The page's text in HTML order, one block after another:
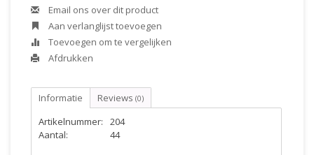
Email ons over dit product
Aan verlanglijst toevoegen
Toevoegen om te vergelijken
Afdrukken
Informatie Reviews (0)
Artikelnummer:
204
Aantal:
44